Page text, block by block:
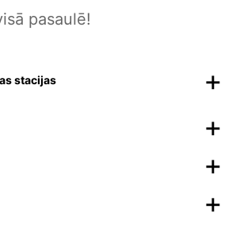
pasaulē!
stacijas